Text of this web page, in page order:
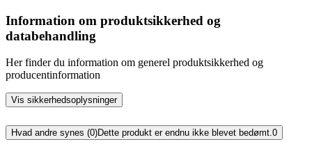
Information om produktsikkerhed og
databehandling
Her finder du information om generel produktsikkerhed og
producentinformation
Vis sikkerhedsoplysninger
Hvad andre synes (0)Dette produkt er endnu ikke blevet bedømt.0